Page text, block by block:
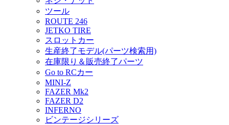
ツール
ROUTE 246
JETKO TIRE
スロットカー
生産終了モデル(パーツ検索用)
在庫限り＆販売終了パーツ
Go to RCカー
MINI-Z
FAZER Mk2
FAZER D2
INFERNO
ビンテージシリーズ